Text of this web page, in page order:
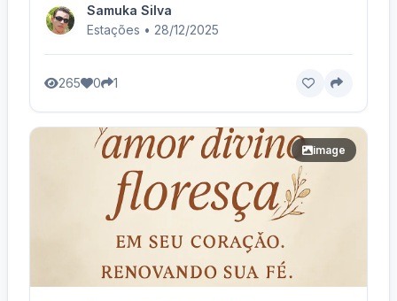
Samuka Silva
Estações • 28/12/2025
265 0 1
image